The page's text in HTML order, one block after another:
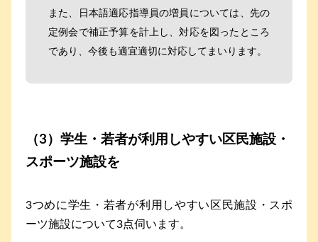
また、日本語適応指導員の増員については、先の
定例会で補正予算を計上し、対応を図ったところ
であり、今後も適宜適切に対応してまいります。
（3）学生・若者が利用しやすい区民施設・
スポーツ施設を
3つめに学生・若者が利用しやすい区民施設・スポ
ーツ施設について3点伺います。